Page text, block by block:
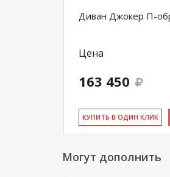
Диван Джокер П-
Цена
163 450
КУ­ПИТЬ В ОДИН КЛИК
Могут дополнить